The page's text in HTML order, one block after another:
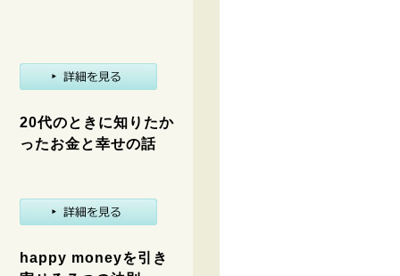
20代のときに知りたか
ったお金と幸せの話
happy moneyを引き